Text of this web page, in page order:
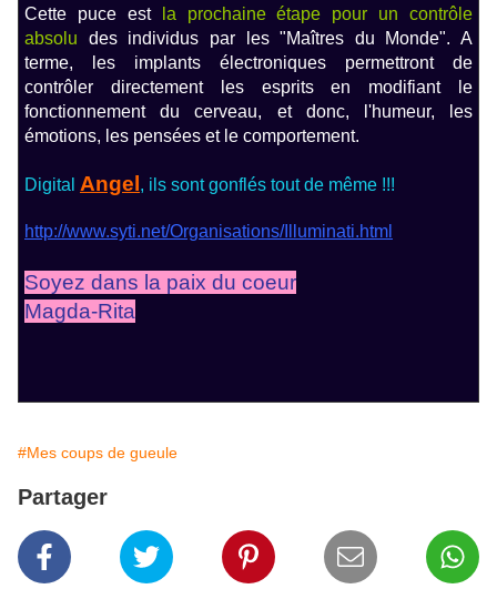
Cette puce est
la prochaine étape pour un contrôle
absolu des individus par les "Maîtres du Monde". A
terme, les implants électroniques permettront de
contrôler directement les esprits en modifiant le
fonctionnement du cerveau, et donc, l'humeur, les
émotions, les pensées et le comportement.
Digital Angel , ils sont gonflés tout de même !!!
http://www.syti.net/Organisations/Illuminati.html
Soyez dans la paix du coeur
Magda-Rita
#Mes coups de gueule
Partager